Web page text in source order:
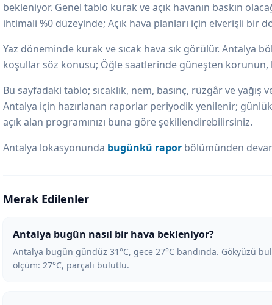
bekleniyor. Genel tablo kurak ve açık havanın baskın
ihtimali %0 düzeyinde; Açık hava planları için elverişli bir
Yaz döneminde kurak ve sıcak hava sık görülür. Antalya
koşullar söz konusu; Öğle saatlerinde güneşten korunun,
Bu sayfadaki tablo; sıcaklık, nem, basınç, rüzgâr ve yağış
Antalya için hazırlanan raporlar periyodik yenilenir;
açık alan programınızı buna göre şekillendirebilirsiniz.
Antalya lokasyonunda bugünkü rapor bölümünden
Merak Edilenler
Antalya bugün nasıl bir hava bekleniyor?
Antalya bugün gündüz 31°C, gece 27°C bandında. Gökyüzü
ölçüm: 27°C, parçalı bulutlu.